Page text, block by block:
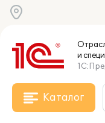
и
Каталог